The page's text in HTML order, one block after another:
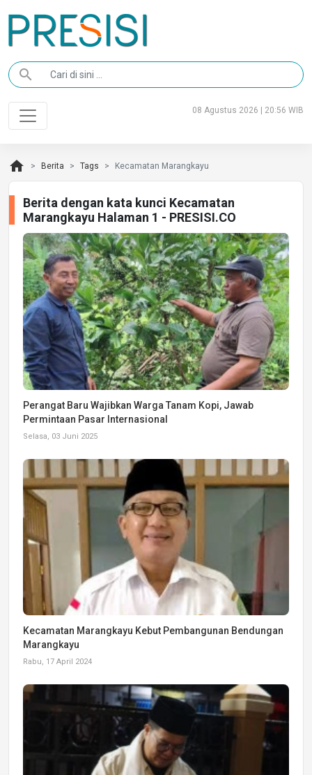
search
08 Agustus 2026 | 20:56 WIB
home Berita Tags Kecamatan Marangkayu
Berita dengan kata kunci Kecamatan
Marangkayu Halaman 1 - PRESISI.CO
Perangat Baru Wajibkan Warga Tanam Kopi, Jawab
Permintaan Pasar Internasional
Selasa, 03 Juni 2025
Kecamatan Marangkayu Kebut Pembangunan Bendungan
Marangkayu
Rabu, 17 April 2024